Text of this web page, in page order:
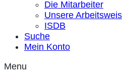
Die Mitarbeiter
Unsere
ISDB
Suche
Mein Konto
Menu